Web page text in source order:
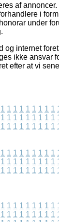
af
i
under
og internet
ikke ansvar
efter at vi
1 1 1 1 1 1 1 1 1
1 1 1 1 1 1 1 1 1
1 1 1 1 1 1 1 1 1
1 1 1 1 1 1 1 1 1
1 1 1 1 1 1 1 1 1
1 1 1 1 1 1 1 1 1
1 1 1 1 1 1 1 1 1
1 1 1 1 1 1 1 1 1